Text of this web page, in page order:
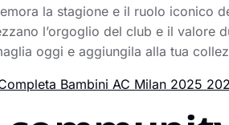
la stagione e il ruolo iconico
l’orgoglio del club e il valore
oggi e aggiungila alla tua
Bambini AC Milan 2025